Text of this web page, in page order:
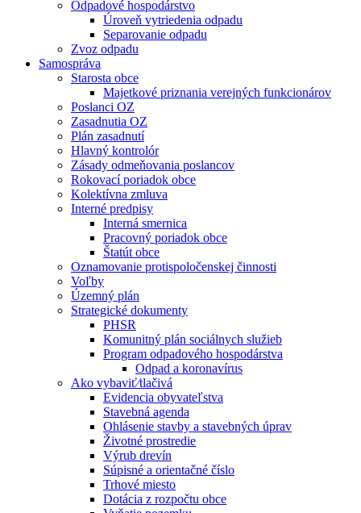
Odpadové hospodárstvo
Úroveň vytriedenia odpadu
Separovanie odpadu
Zvoz odpadu
Samospráva
Starosta obce
Majetkové priznania verejných funkcionárov
Poslanci OZ
Zasadnutia OZ
Plán zasadnutí
Hlavný kontrolór
Zásady odmeňovania poslancov
Rokovací poriadok obce
Kolektívna zmluva
Interné predpisy
Interná smernica
Pracovný poriadok obce
Štatút obce
Oznamovanie protispoločenskej činnosti
Voľby
Územný plán
Strategické dokumenty
PHSR
Komunitný plán sociálnych služieb
Program odpadového hospodárstva
Odpad a koronavírus
Ako vybaviť⁄tlačivá
Evidencia obyvateľstva
Stavebná agenda
Ohlásenie stavby a stavebných úprav
Životné prostredie
Výrub drevín
Súpisné a orientačné číslo
Trhové miesto
Dotácia z rozpočtu obce